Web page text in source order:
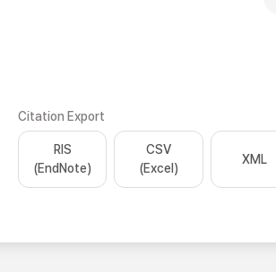
Citation Export
RIS
(EndNote)
CSV
(Excel)
XML